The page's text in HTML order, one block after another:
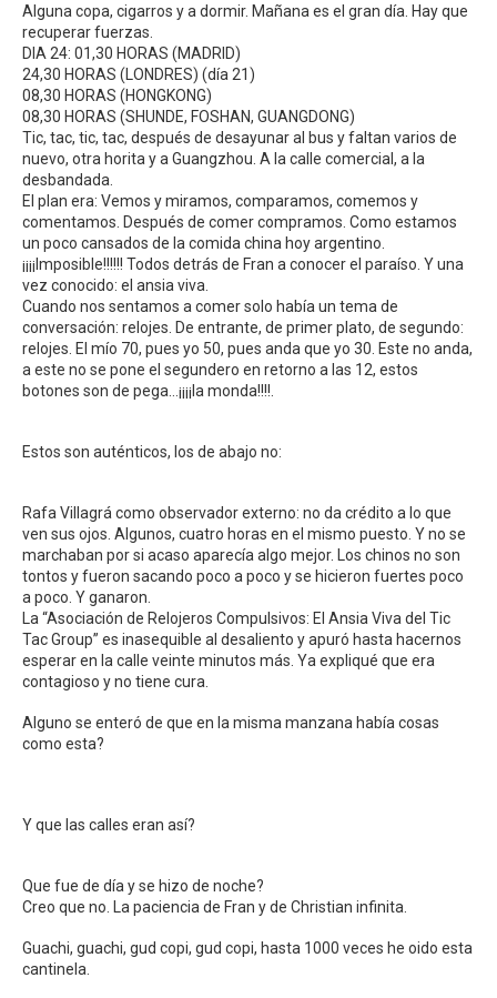
Alguna copa, cigarros y a dormir. Mañana es el gran día. Hay que
recuperar fuerzas.
DIA 24: 01,30 HORAS (MADRID)
24,30 HORAS (LONDRES) (día 21)
08,30 HORAS (HONGKONG)
08,30 HORAS (SHUNDE, FOSHAN, GUANGDONG)
Tic, tac, tic, tac, después de desayunar al bus y faltan varios de
nuevo, otra horita y a Guangzhou. A la calle comercial, a la
desbandada.
El plan era: Vemos y miramos, comparamos, comemos y
comentamos. Después de comer compramos. Como estamos
un poco cansados de la comida china hoy argentino.
¡¡¡¡Imposible!!!!!! Todos detrás de Fran a conocer el paraíso. Y una
vez conocido: el ansia viva.
Cuando nos sentamos a comer solo había un tema de
conversación: relojes. De entrante, de primer plato, de segundo:
relojes. El mío 70, pues yo 50, pues anda que yo 30. Este no anda,
a este no se pone el segundero en retorno a las 12, estos
botones son de pega…¡¡¡¡la monda!!!!.
Estos son auténticos, los de abajo no:
Rafa Villagrá como observador externo: no da crédito a lo que
ven sus ojos. Algunos, cuatro horas en el mismo puesto. Y no se
marchaban por si acaso aparecía algo mejor. Los chinos no son
tontos y fueron sacando poco a poco y se hicieron fuertes poco
a poco. Y ganaron.
La “Asociación de Relojeros Compulsivos: El Ansia Viva del Tic
Tac Group” es inasequible al desaliento y apuró hasta hacernos
esperar en la calle veinte minutos más. Ya expliqué que era
contagioso y no tiene cura.
Alguno se enteró de que en la misma manzana había cosas
como esta?
Y que las calles eran así?
Que fue de día y se hizo de noche?
Creo que no. La paciencia de Fran y de Christian infinita.
Guachi, guachi, gud copi, gud copi, hasta 1000 veces he oido esta
cantinela.